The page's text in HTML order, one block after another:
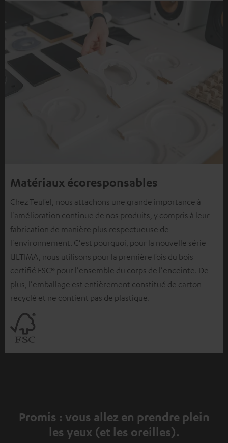
Matériaux écoresponsables
Chez Teufel, nous attachons une grande importance à
l'amélioration continue de nos produits, y compris à leur
fabrication de manière plus respectueuse de
l'environnement. C'est pourquoi, pour la nouvelle série
ULTIMA, nous utilisons pour la première fois du bois
certifié FSC® pour l'ensemble du corps de l'enceinte. De
plus, l'emballage est entièrement constitué de carton
recyclé et ne contient pas de plastique.
Promis : vous allez en prendre plein
les yeux (et les oreilles).